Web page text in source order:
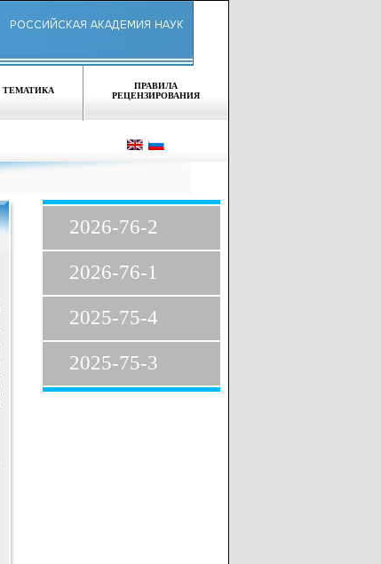
ТЕМАТИКА
ПРАВИЛА
РЕЦЕНЗИРОВАНИЯ
2026-76-2
2026-76-1
2025-75-4
2025-75-3